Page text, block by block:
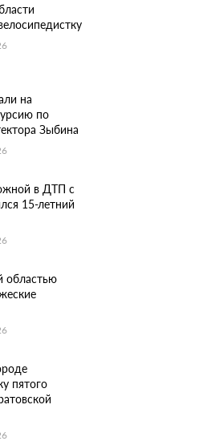
на
по
Зыбина
в ДТП с
15-летний
областью
пятого